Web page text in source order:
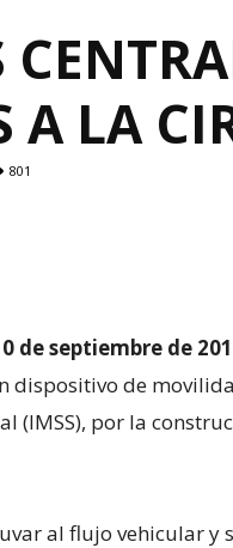
A LA
801
de septiembre de
dispositivo de
(IMSS), por la
al flujo vehicular y